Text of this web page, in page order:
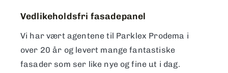
Vedlikeholdsfri fasadepanel
Vi har vært agentene til Parklex Prodema i
over 20 år og levert mange fantastiske
fasader som ser like nye og fine ut i dag.